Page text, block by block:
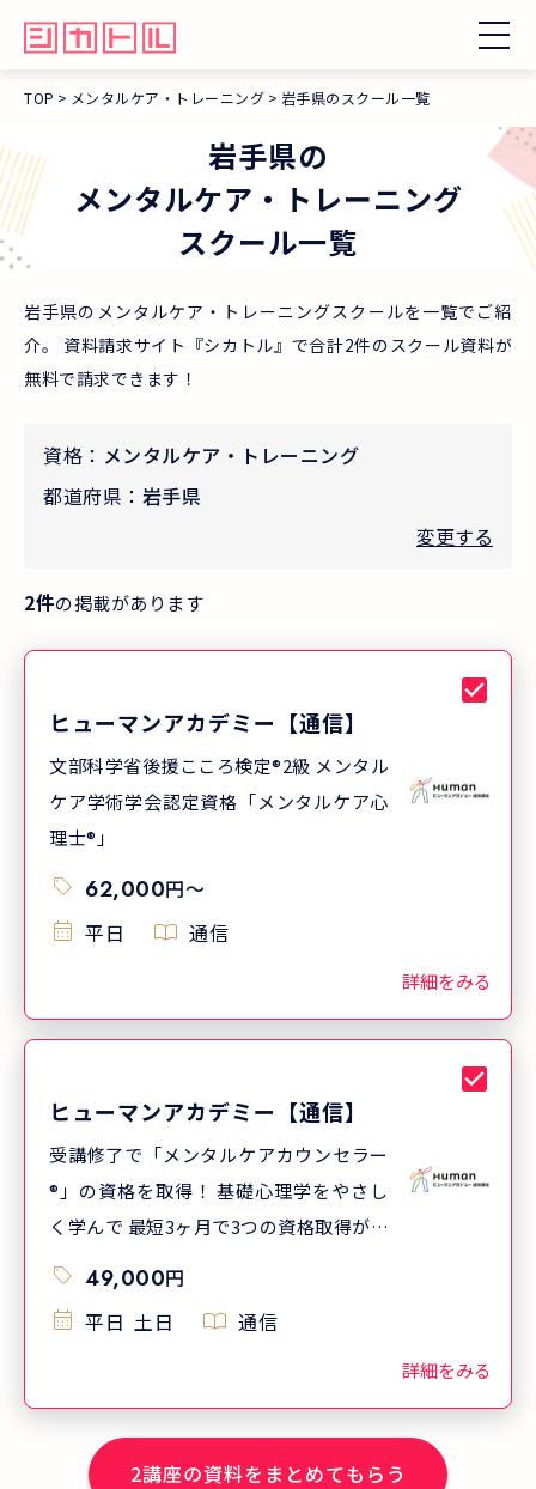
TOP メンタルケア・トレーニング 岩手県のスクール一覧
岩手県の
メンタルケア・トレーニング
スクール一覧
岩手県のメンタルケア・トレーニングスクールを一覧でご紹
介。 資料請求サイト『シカトル』で合計2件のスクール資料が
無料で請求できます！
資格： メンタルケア・トレーニング
都道府県： 岩手県
変更する
2件の掲載があります
ヒューマンアカデミー【通信】
文部科学省後援こころ検定®2級 メンタル
ケア学術学会認定資格「メンタルケア心
理士®」
62,000円〜
平日
通信
詳細をみる
ヒューマンアカデミー【通信】
受講修了で「メンタルケアカウンセラー
®」の資格を取得！ 基礎心理学をやさし
く学んで 最短3ヶ月で3つの資格取得が目
指せます
49,000円
平日 土日 通信
詳細をみる
2講座の資料をまとめてもらう